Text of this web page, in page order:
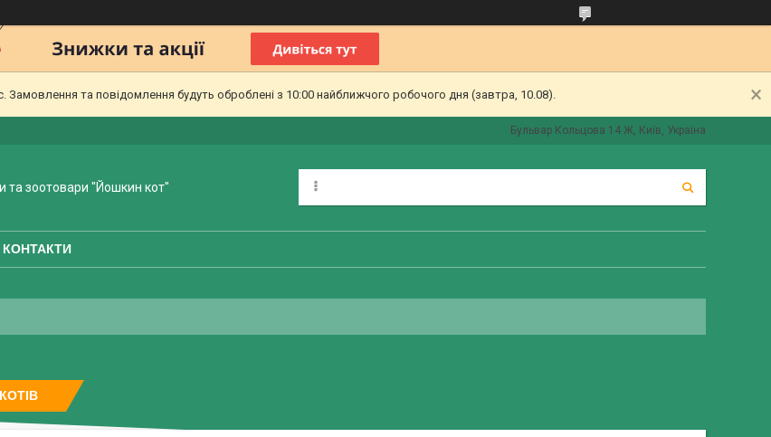
Замовлення та повідомлення будуть оброблені з 10:00 найближчого робочого дня (завтра, 10.08).
Бульвар Кольцова 14 Ж, Київ, Україна
та зоотовари "Йошкин кот"
КОНТАКТИ